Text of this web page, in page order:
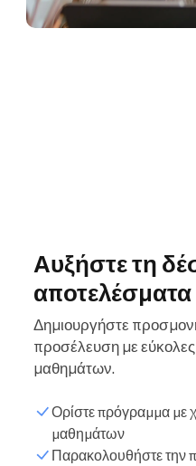
Αυξήστε τη
αποτελέσματα
Δημιουργήστε
προσέλευση με εύκολες
μαθημάτων.
Ορίστε πρόγραμμα με
μαθημάτων
Παρακολουθήστε την